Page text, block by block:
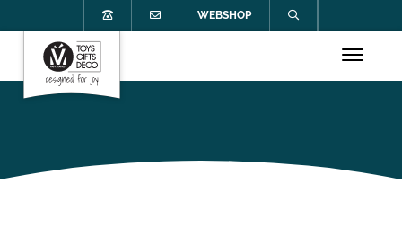
WEBSHOP